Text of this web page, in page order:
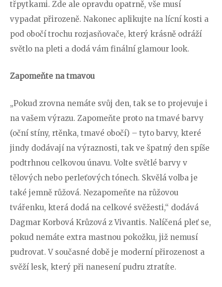
třpytkami. Zde ale opravdu opatrně, vše musí
vypadat přirozeně. Nakonec aplikujte na lícní kosti a
pod obočí trochu rozjasňovače, který krásně odráží
světlo na pleti a dodá vám finální glamour look.
Zapomeňte na tmavou
„Pokud zrovna nemáte svůj den, tak se to projevuje i
na vašem výrazu. Zapomeňte proto na tmavé barvy
(oční stíny, rtěnka, tmavé obočí) – tyto barvy, které
jindy dodávají na výraznosti, tak ve špatný den spíše
podtrhnou celkovou únavu. Volte světlé barvy v
tělových nebo perleťových tónech. Skvělá volba je
také jemně růžová. Nezapomeňte na růžovou
tvářenku, která dodá na celkové svěžesti,“ dodává
Dagmar Korbová Krůzová z Vivantis. Nalíčená pleť se,
pokud nemáte extra mastnou pokožku, již nemusí
pudrovat. V současné době je moderní přirozenost a
svěží lesk, který při nanesení pudru ztratíte.